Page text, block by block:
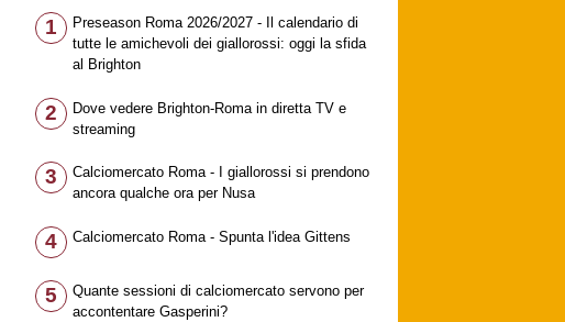
1
Preseason Roma 2026/2027 - Il calendario di
tutte le amichevoli dei giallorossi: oggi la sfida
al Brighton
2
Dove vedere Brighton-Roma in diretta TV e
streaming
3
Calciomercato Roma - I giallorossi si prendono
ancora qualche ora per Nusa
4 Calciomercato Roma - Spunta l'idea Gittens
5
Quante sessioni di calciomercato servono per
accontentare Gasperini?